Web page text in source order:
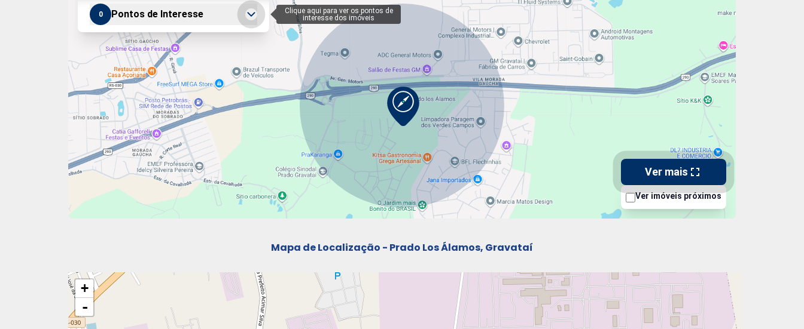
Mapa de Localização - Prado Los Álamos, Gravataí